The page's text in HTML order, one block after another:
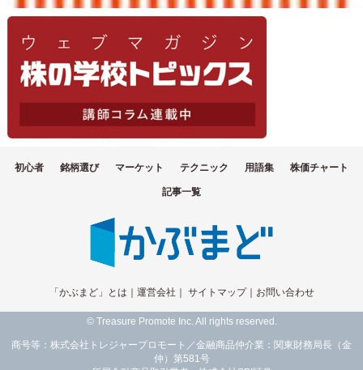
初心者 銘柄選び マーケット テクニック 用語集 株価チャート
記事一覧
「かぶまど」とは ｜ 運営会社 ｜ サイトマップ｜ お問い合わせ
© Treasure Promote Inc. All rights reserved.
商号等：株式会社トレジャープロモート／金融商品仲介業：関東財務局長（金
仲）第581号